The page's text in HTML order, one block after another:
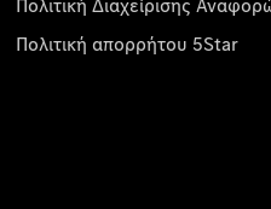
Πολιτική απορρήτου 5Star